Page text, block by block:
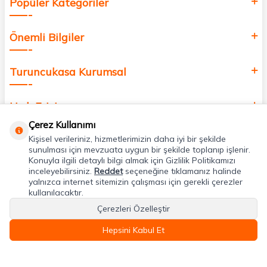
Önemli Bilgiler
Turuncukasa Kurumsal
Hızlı Erişim
Uygulamalarımız
Adres & İletişim
Çerez Kullanımı
Kişisel verileriniz, hizmetlerimizin daha iyi bir şekilde
sunulması için mevzuata uygun bir şekilde toplanıp işlenir.
Konuyla ilgili detaylı bilgi almak için Gizlilik Politikamızı
inceleyebilirsiniz. Reddetseçeneğine tıklamanız halinde
yalnızca internet sitemizin çalışması için gerekli çerezler
kullanılacaktır.
Çerezleri Özelleştir
Hepsini Kabul Et